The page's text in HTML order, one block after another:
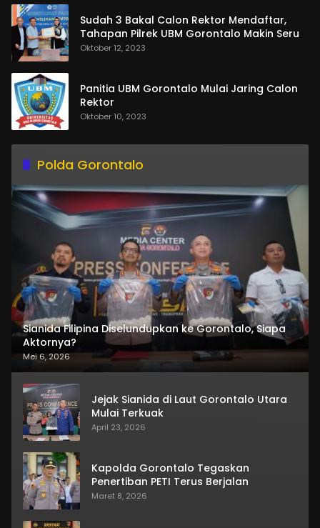
Sudah 3 Bakal Calon Rektor Mendaftar,
Tahapan Pilrek UBM Gorontalo Makin Seru
Oktober 12, 2023
Panitia UBM Gorontalo Mulai Jaring Calon
Rektor
Oktober 10, 2023
Polda Gorontalo
Sianida Filipina Diselundupkan ke Gorontalo, Siapa
Aktornya?
Mei 6, 2026
Jejak Sianida di Laut Gorontalo Utara
Mulai Terkuak
April 23, 2026
Kapolda Gorontalo Tegaskan
Penertiban PETI Terus Berjalan
Maret 8, 2026